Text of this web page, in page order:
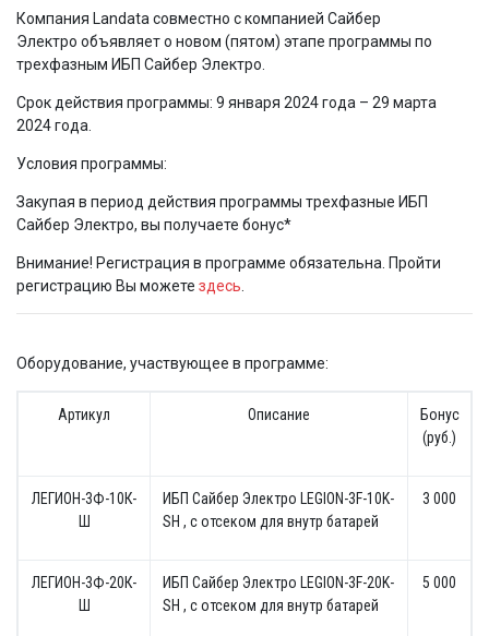
Компания Landata совместно с компанией Сайбер
Электро объявляет о новом (пятом) этапе программы по
трехфазным ИБП Сайбер Электро.
Срок действия программы: 9 января 2024 года – 29 марта
2024 года.
Условия программы:
Закупая в период действия программы трехфазные ИБП
Сайбер Электро, вы получаете бонус*
Внимание! Регистрация в программе обязательна. Пройти
регистрацию Вы можете здесь
Оборудование, участвующее в программе:
Артикул Описание
Бонус
(руб.)
ЛЕГИОН-3Ф-10К-
Ш
ИБП Сайбер Электро LEGION-3F-10K-
SH , с отсеком для внутр батарей
3 000
ЛЕГИОН-3Ф-20К-
Ш
ИБП Сайбер Электро LEGION-3F-20K-
SH , с отсеком для внутр батарей
5 000